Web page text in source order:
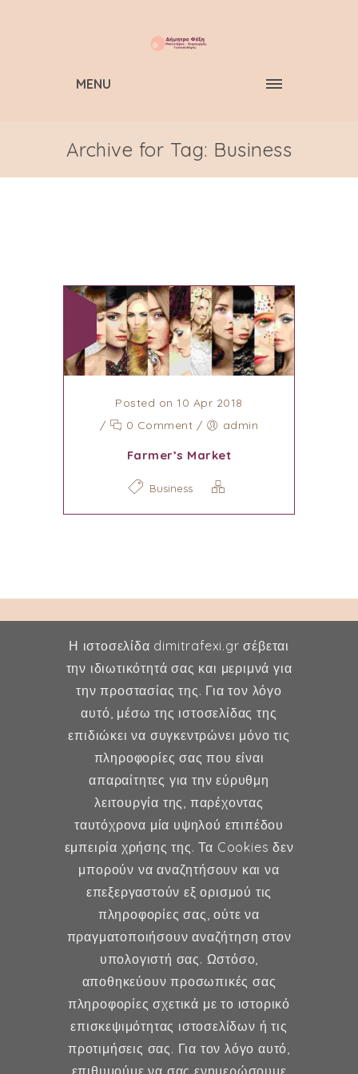
MENU
Archive for Tag: Business
Posted on 10 Apr 2018
/
0 Comment / admin
Farmer’s Market
Business
Δήμητρα Φέξη
MD, MSc, FMH
Μαιευτήρας - Χειρουργός
Γυναικολόγος
Μέλος ESHRE, ISA, FMH
Γυναικολογία
Υποβοηθούμενη Αναπαραγωγή
Μαιευτική
Επικοινωνία
Η ιστοσελίδα dimitrafexi.gr σέβεται
την ιδιωτικότητά σας και μεριμνά για
την προστασίας της. Για τον λόγο
αυτό, μέσω της ιστοσελίδας της
επιδιώκει να συγκεντρώνει μόνο τις
πληροφορίες σας που είναι
απαραίτητες για την εύρυθμη
λειτουργία της, παρέχοντας
ταυτόχρονα μία υψηλού επιπέδου
εμπειρία χρήσης της. Τα Cookies δεν
μπορούν να αναζητήσουν και να
επεξεργαστούν εξ ορισμού τις
πληροφορίες σας, ούτε να
πραγματοποιήσουν αναζήτηση στον
υπολογιστή σας. Ωστόσο,
αποθηκεύουν προσωπικές σας
πληροφορίες σχετικά με το ιστορικό
επισκεψιμότητας ιστοσελίδων ή τις
προτιμήσεις σας. Για τον λόγο αυτό,